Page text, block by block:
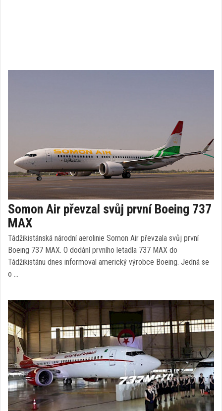
Somon Air převzal svůj první Boeing 737
MAX
Tádžikistánská národní aerolinie Somon Air převzala svůj první
Boeing 737 MAX. O dodání prvního letadla 737 MAX do
Tádžikistánu dnes informoval americký výrobce Boeing. Jedná se
o …